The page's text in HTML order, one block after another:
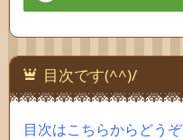
目次です(^^)/
目次はこちらからどうぞ